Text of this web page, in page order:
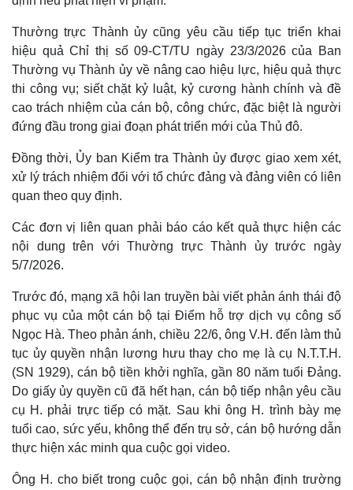
Thế giới
Cuộc sống đó đây
Hồ sơ
Ảnh
E-Magazine
Thường trực Thành ủy cũng yêu cầu tiếp tục triển khai
hiệu quả Chỉ thị số 09-CT/TU ngày 23/3/2026 của Ban
Thường vụ Thành ủy về nâng cao hiệu lực, hiệu quả thực
thi công vụ; siết chặt kỷ luật, kỷ cương hành chính và đề
cao trách nhiệm của cán bộ, công chức, đặc biệt là người
đứng đầu trong giai đoạn phát triển mới của Thủ đô.
Đồng thời, Ủy ban Kiểm tra Thành ủy được giao xem xét,
xử lý trách nhiệm đối với tổ chức đảng và đảng viên có liên
quan theo quy định.
Các đơn vị liên quan phải báo cáo kết quả thực hiện các
nội dung trên với Thường trực Thành ủy trước ngày
5/7/2026.
Trước đó, mạng xã hội lan truyền bài viết phản ánh thái độ
phục vụ của một cán bộ tại Điểm hỗ trợ dịch vụ công số
Ngọc Hà. Theo phản ánh, chiều 22/6, ông V.H. đến làm thủ
tục ủy quyền nhận lương hưu thay cho mẹ là cụ N.T.T.H.
(SN 1929), cán bộ tiền khởi nghĩa, gần 80 năm tuổi Đảng.
Do giấy ủy quyền cũ đã hết hạn, cán bộ tiếp nhận yêu cầu
cụ H. phải trực tiếp có mặt. Sau khi ông H. trình bày mẹ
tuổi cao, sức yếu, không thể đến trụ sở, cán bộ hướng dẫn
thực hiện xác minh qua cuộc gọi video.
Ông H. cho biết trong cuộc gọi, cán bộ nhận định trường